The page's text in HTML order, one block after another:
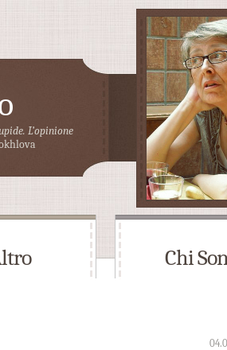
L’opinione
Chi